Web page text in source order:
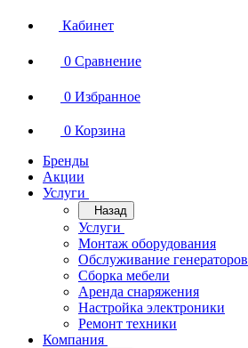
Кабинет
0 Сравнение
0 Избранное
0 Корзина
Бренды
Акции
Услуги
Назад
Услуги
Монтаж оборудования
Обслуживание генераторов
Сборка мебели
Аренда снаряжения
Настройка электроники
Ремонт техники
Компания